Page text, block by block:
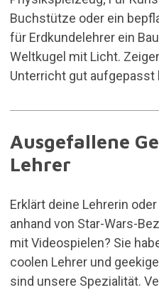
Buchstütze oder ein
für Erdkundelehrer ein
Weltkugel mit Licht.
Unterricht gut aufgepasst
Ausgefallene
Lehrer
Erklärt deine Lehrerin
anhand von Star-Wars-
mit Videospielen? Sie
coolen Lehrer und
sind unsere Spezialität.